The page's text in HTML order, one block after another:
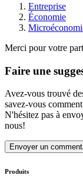
Entreprise
Économie
Merci pour votre
Faire une
Avez-vous trouvé
savez-vous
N'hésitez pas à
nous!
Envoyer un
Produits